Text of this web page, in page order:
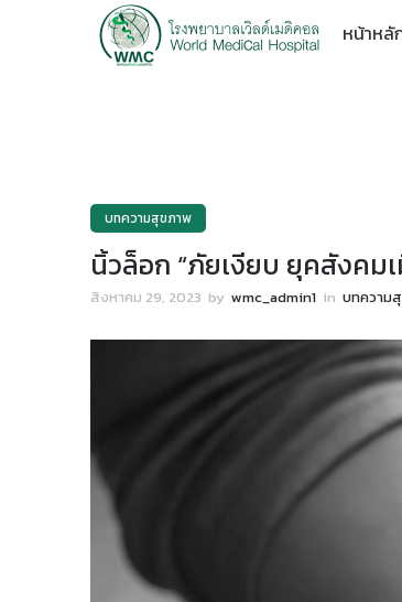
หน้าหลั
บทความสุขภาพ
นิ้วล็อก “ภัยเงียบ ยุคสังคม
สิงหาคม 29, 2023 by wmc_admin1 in บทความ